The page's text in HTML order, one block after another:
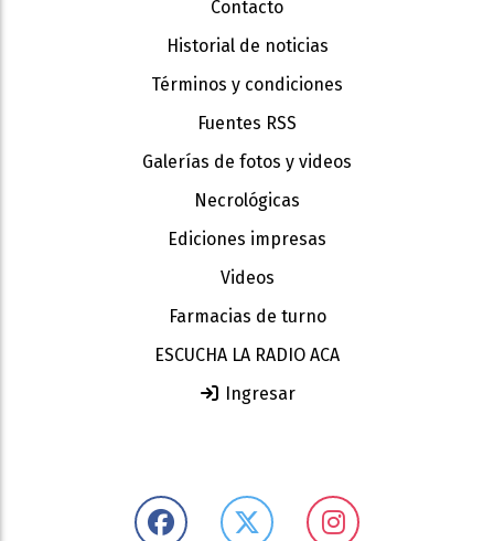
Contacto
Historial de noticias
Términos y condiciones
Fuentes RSS
Galerías de fotos y videos
Necrológicas
Ediciones impresas
Videos
Farmacias de turno
ESCUCHA LA RADIO ACA
Ingresar